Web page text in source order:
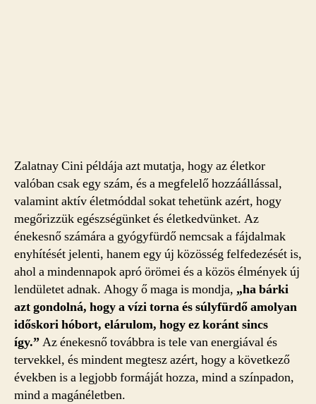
Zalatnay Cini példája azt mutatja, hogy az életkor
valóban csak egy szám, és a megfelelő hozzáállással,
valamint aktív életmóddal sokat tehetünk azért, hogy
megőrizzük egészségünket és életkedvünket. Az
énekesnő számára a gyógyfürdő nemcsak a fájdalmak
enyhítését jelenti, hanem egy új közösség felfedezését is,
ahol a mindennapok apró örömei és a közös élmények új
lendületet adnak. Ahogy ő maga is mondja, „ha bárki
azt gondolná, hogy a vízi torna és súlyfürdő amolyan
időskori hóbort, elárulom, hogy ez koránt sincs
így.”Az énekesnő továbbra is tele van energiával és
tervekkel, és mindent megtesz azért, hogy a következő
években is a legjobb formáját hozza, mind a színpadon,
mind a magánéletben.